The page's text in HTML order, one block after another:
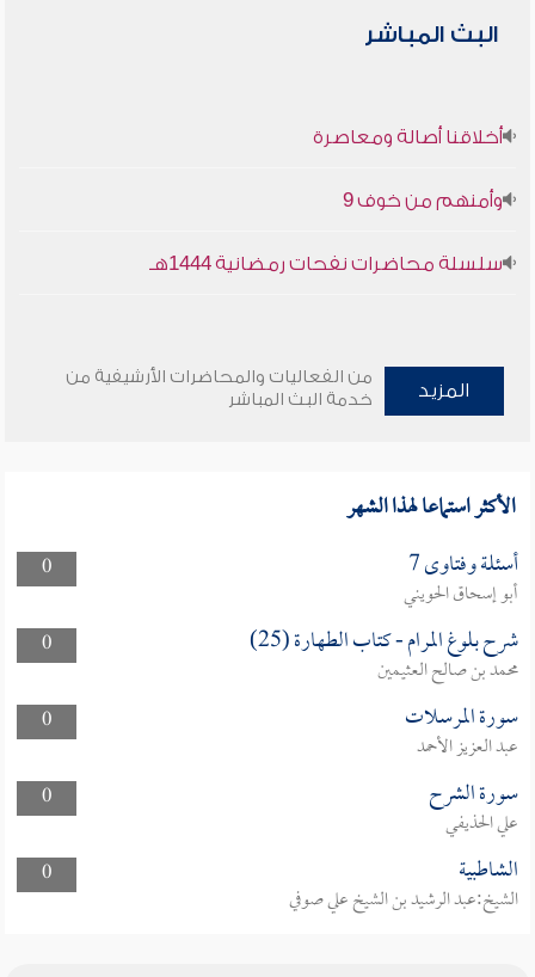
البث المباشر
أخلاقنا أصالة ومعاصرة
وأمنهم من خوف 9
سلسلة محاضرات نفحات رمضانية 1444هـ
المزيد
من الفعاليات والمحاضرات الأرشيفية من
خدمة البث المباشر
الأكثر استماعا لهذا الشهر
0 أسئلة وفتاوى 7
أبو إسحاق الحويني
0
شرح بلوغ المرام - كتاب الطهارة (25)
محمد بن صالح العثيمين
0
سورة المرسلات
عبد العزيز الأحمد
0
سورة الشرح
علي الحذيفي
0
الشاطبية
الشيخ:عبد الرشيد بن الشيخ علي صوفي